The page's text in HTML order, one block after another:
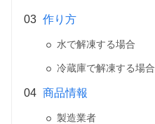
作り方
水で解凍する場合
冷蔵庫で解凍する場合
商品情報
製造業者